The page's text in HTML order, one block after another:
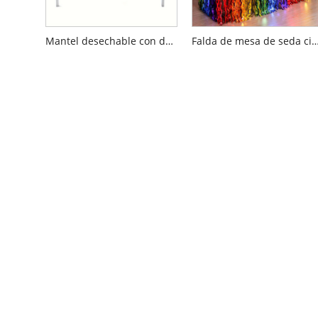
Mantel desechable con decoraciones para fiestas de fútbol Falda de mesa de